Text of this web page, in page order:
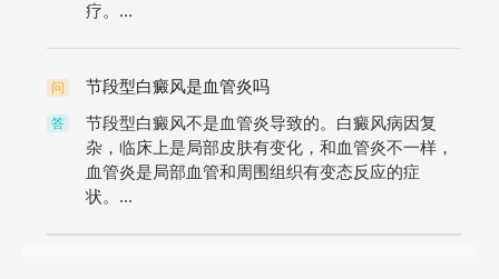
疗。...
问 节段型白癜风是血管炎吗
答
节段型白癜风不是血管炎导致的。白癜风病因复
杂，临床上是局部皮肤有变化，和血管炎不一样，
血管炎是局部血管和周围组织有变态反应的症
状。...